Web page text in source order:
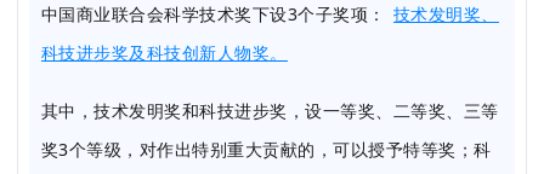
中国商业联合会科学技术奖下设3个子奖项：
技术发明奖、
科技进步奖及科技创新人物奖。
其中，技术发明奖和科技进步奖，设一等奖、二等奖、三等
奖3个等级，对作出特别重大贡献的，可以授予特等奖；科